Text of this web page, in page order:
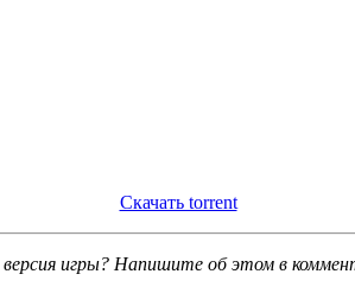
Скачать torrent
версия игры? Напишите об этом в